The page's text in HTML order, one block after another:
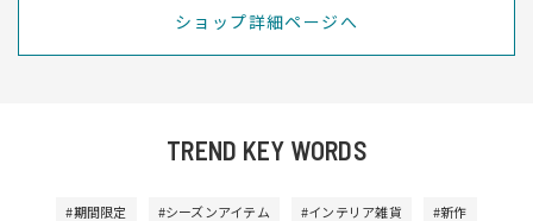
ショップ詳細ページへ
TREND KEY WORDS
#期間限定 #シーズンアイテム #インテリア雑貨 #新作